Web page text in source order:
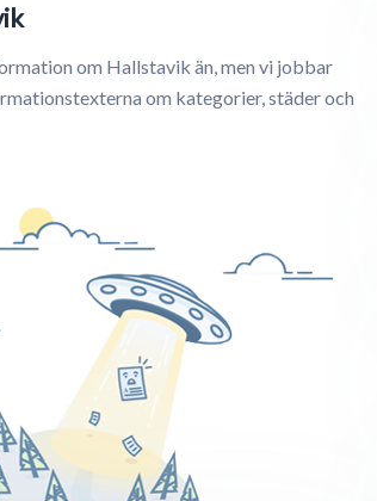
om Hallstavik än, men vi jobbar
om kategorier, städer och